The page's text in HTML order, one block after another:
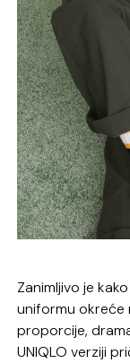
Zanimljivo je
uniformu okreće
proporcije,
UNIQLO verziji